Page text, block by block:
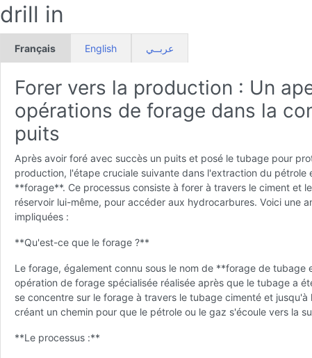
drill in
Français English عربــي
Forer vers la production : Un
opérations de forage dans la
puits
Après avoir foré avec succès un puits et posé le tubage pour
production, l'étape cruciale suivante dans l'extraction du pétrole
**forage**. Ce processus consiste à forer à travers le ciment et
réservoir lui-même, pour accéder aux hydrocarbures. Voici une
impliquées :
**Qu'est-ce que le forage ?**
Le forage, également connu sous le nom de **forage de tubage
opération de forage spécialisée réalisée après que le tubage a
se concentre sur le forage à travers le tubage cimenté et
créant un chemin pour que le pétrole ou le gaz s'écoule vers la
**Le processus :**